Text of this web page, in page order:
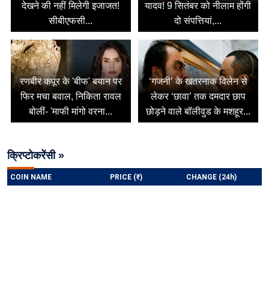
देखने की नहीं मिलेगी इजाजत!
सीबीएफसी...
यादव! 9 सितंबर को नीलाम होंगी
दो संपत्तियां,...
रणबीर कपूर के 'बीफ' बयान पर
फिर मचा बवाल, निकिता रावल
बोलीं- 'माफी मांगो वरना...
‘गजनी’ के खतरनाक विलेन से
लेकर ‘छावा’ तक दमदार छाप
छोड़ने वाले बॉलीवुड के मशहूर...
क्रिप्टोकरेंसी »